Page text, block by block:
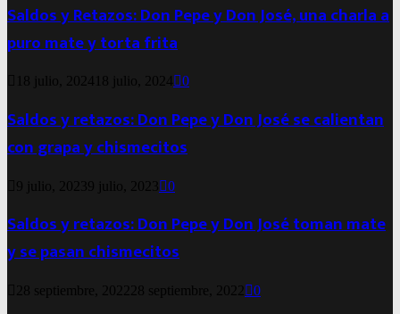
Saldos y Retazos: Don Pepe y Don José, una charla a
puro mate y torta frita
18 julio, 2024 18 julio, 2024 0
Saldos y retazos: Don Pepe y Don José se calientan
con grapa y chismecitos
9 julio, 20239 julio, 2023 0
Saldos y retazos: Don Pepe y Don José toman mate
y se pasan chismecitos
28 septiembre, 2022 28 septiembre, 2022 0